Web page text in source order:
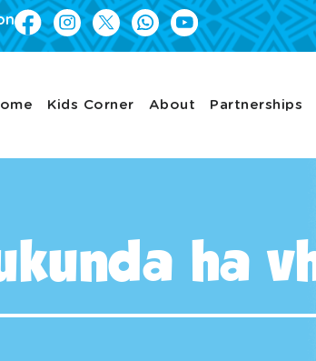
Kids Corner About Partnerships
ha